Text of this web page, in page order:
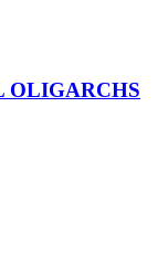
OLIGARCHS